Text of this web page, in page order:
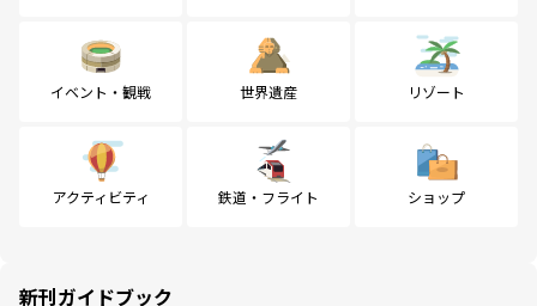
イベント・観戦 世界遺産 リゾート
アクティビティ 鉄道・フライト ショップ
新刊ガイドブック